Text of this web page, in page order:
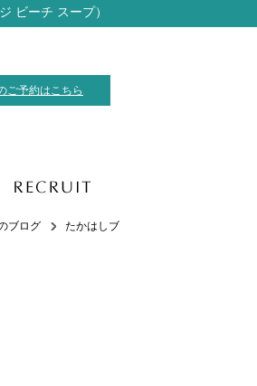
ビーチ スープ）
ご予約はこちら
ブログ
たかはしブ